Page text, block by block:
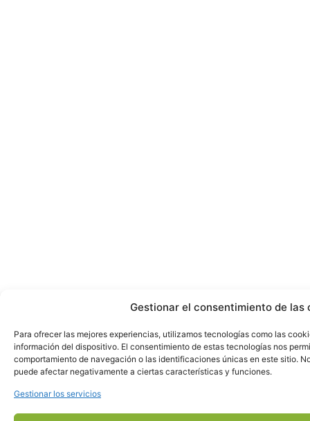
Gestionar el consentimiento de las
Para ofrecer las mejores experiencias, utilizamos tecnologías como las
información del dispositivo. El consentimiento de estas tecnologías nos
comportamiento de navegación o las identificaciones únicas en este sitio.
puede afectar negativamente a ciertas características y funciones.
Gestionar los servicios